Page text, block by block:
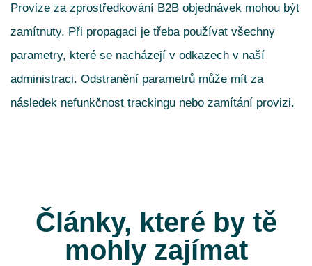
Provize za zprostředkování B2B objednávek mohou být
zamítnuty. Při propagaci je třeba používat všechny
parametry, které se nacházejí v odkazech v naší
administraci. Odstranění parametrů může mít za
následek nefunkčnost trackingu nebo zamítání provizi.
Články, které by tě
mohly zajímat